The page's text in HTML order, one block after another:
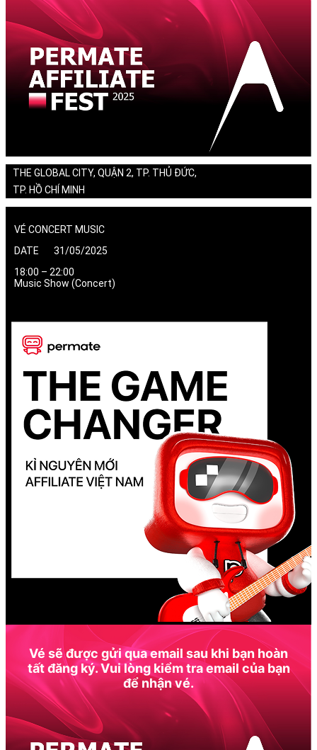
THE GLOBAL CITY, QUẬN 2, TP. THỦ ĐỨC,
TP. HỒ CHÍ MINH
VÉ CONCERT MUSIC
DATE 31/05/2025
18:00 – 22:00
Music Show (Concert)
Vé sẽ được gửi qua email sau khi bạn hoàn
tất đăng ký. Vui lòng kiểm tra email của bạn
để nhận vé.